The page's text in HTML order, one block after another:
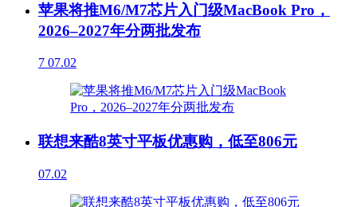
苹果将推M6/M7芯片入门级MacBook Pro，
2026–2027年分两批发布
7 07.02
联想来酷8英寸平板优惠购，低至806元
07.02